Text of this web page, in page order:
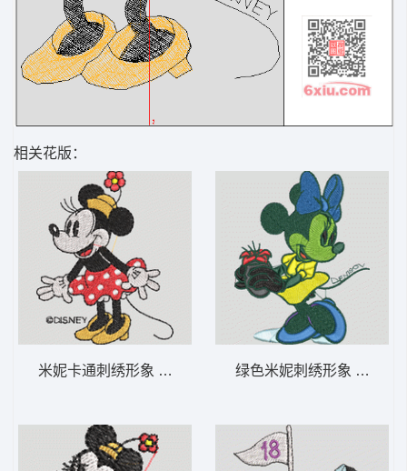
相关花版：
米妮卡通刺绣形象 米妮 56-DST格式绿色米妮刺绣形象 米妮